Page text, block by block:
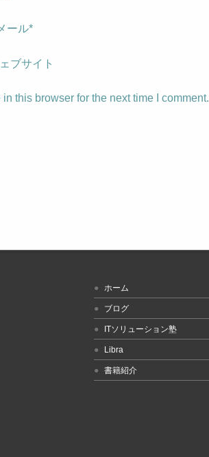
ール*
ブサイト
this browser for the next time I comment.
ホーム
ブログ
ITソリューション塾
Libra
書籍紹介